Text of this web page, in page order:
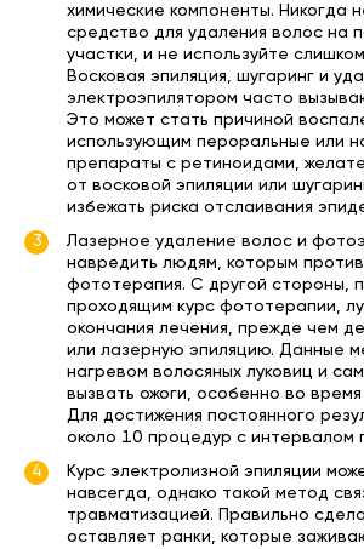
химические компоненты. Никогда
средство для удаления волос на
участки, и не используйте
Восковая эпиляция, шугаринг и
электроэпилятором часто
Это может стать причиной
использующим пероральные или
препараты с ретиноидами,
от восковой эпиляции или
избежать риска отслаивания
Лазерное удаление волос и
навредить людям, которым
фототерапия. С другой стороны,
проходящим курс фототерапии,
окончания лечения, прежде чем
или лазерную эпиляцию. Данные
нагревом волосяных луковиц и
вызвать ожоги, особенно во
Для достижения постоянного
около 10 процедур с интервалом
Курс электролизной эпиляции
навсегда, однако такой метод
травматизацией. Правильно
оставляет ранки, которые